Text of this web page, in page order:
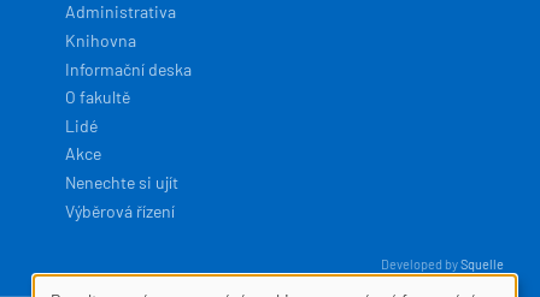
Administrativa
Knihovna
Informační deska
O fakultě
Lidé
Akce
Nenechte si ujít
Výběrová řízení
Developed bySquelle